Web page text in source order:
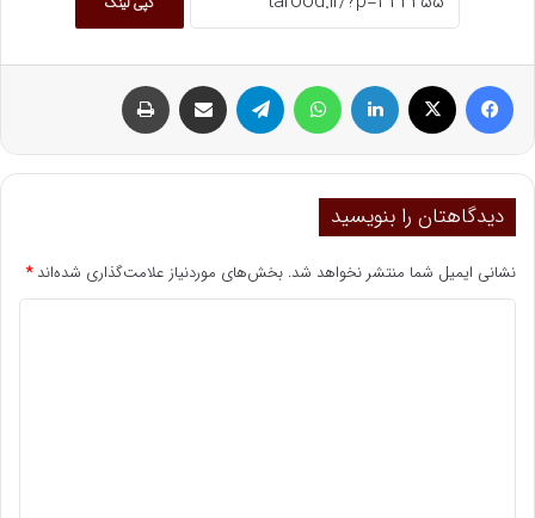
ایکس
دیدگاهتان را بنویسید
نشانی ایمیل شما منتشر نخواهد شد. بخش‌های موردنیاز علامت‌گذاری شده‌اند*